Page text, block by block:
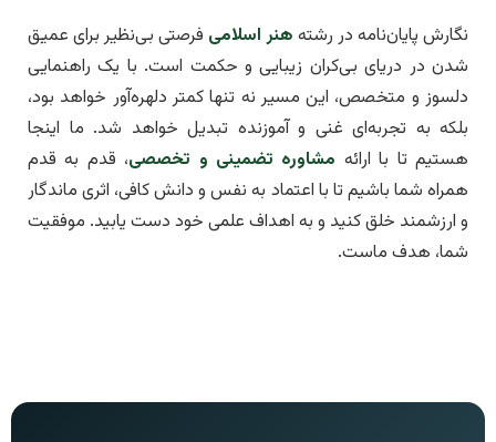
نگارش پایان‌نامه در رشته هنر اسلامی فرصتی بی‌نظیر برای عمیق
شدن در دریای بی‌کران زیبایی و حکمت است. با یک راهنمایی
دلسوز و متخصص، این مسیر نه تنها کمتر دلهره‌آور خواهد بود،
بلکه به تجربه‌ای غنی و آموزنده تبدیل خواهد شد. ما اینجا
هستیم تا با ارائه مشاوره تضمینی و تخصصی، قدم به قدم
همراه شما باشیم تا با اعتماد به نفس و دانش کافی، اثری ماندگار
و ارزشمند خلق کنید و به اهداف علمی خود دست یابید. موفقیت
شما، هدف ماست.